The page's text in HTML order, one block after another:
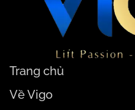
Trang chủ
Về Vigo